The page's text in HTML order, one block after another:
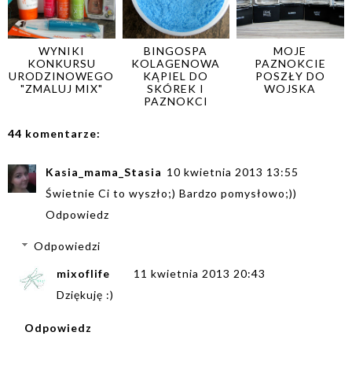
WYNIKI
KONKURSU
URODZINOWEGO
"ZMALUJ MIX"
BINGOSPA
KOLAGENOWA
KĄPIEL DO
SKÓREK I
PAZNOKCI
MOJE
PAZNOKCIE
POSZŁY DO
WOJSKA
44 komentarze:
Kasia_mama_Stasia 10 kwietnia 2013 13:55
Świetnie Ci to wyszło;) Bardzo pomysłowo;))
Odpowiedz
Odpowiedzi
mixoflife
11 kwietnia 2013 20:43
Dziękuję :)
Odpowiedz